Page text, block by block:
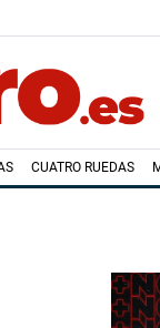
CUATRO RUEDAS